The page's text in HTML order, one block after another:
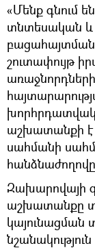
«Մենք գնում
տնտեսական և
շուտափույթ
աշխատանքի է
սահմանի
Զախարովայի
աշխատանքը
կայունացման
նշանակություն